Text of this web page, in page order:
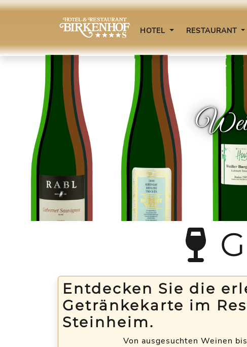
HOTEL RESTAURANT
Entdecken Sie die
Getränkekarte im
Steinheim.
Von ausgesuchten Weinen